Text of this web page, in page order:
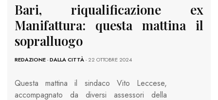
Bari, riqualificazione ex
Manifattura: questa mattina il
sopralluogo
REDAZIONE-DALLA CITTÀ- 22 OTTOBRE 2024
Questa mattina il sindaco Vito Leccese,
accompagnato da diversi assessori della